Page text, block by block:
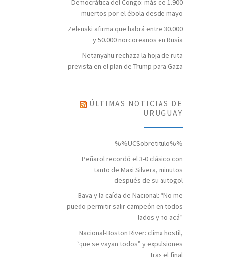
Democrática del Congo: más de 1.900
muertos por el ébola desde mayo
Zelenski afirma que habrá entre 30.000
y 50.000 norcoreanos en Rusia
Netanyahu rechaza la hoja de ruta
prevista en el plan de Trump para Gaza
ÚLTIMAS NOTICIAS DE
URUGUAY
%%UCSobretitulo%%
Peñarol recordó el 3-0 clásico con
tanto de Maxi Silvera, minutos
después de su autogol
Bava y la caída de Nacional: “No me
puedo permitir salir campeón en todos
lados y no acá”
Nacional-Boston River: clima hostil,
“que se vayan todos” y expulsiones
tras el final